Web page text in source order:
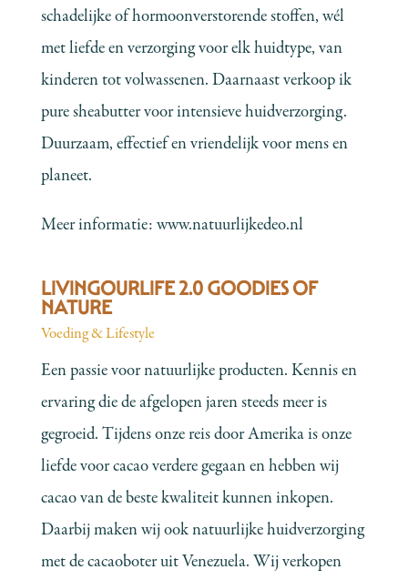
schadelijke of hormoonverstorende stoffen, wél
met liefde en verzorging voor elk huidtype, van
kinderen tot volwassenen. Daarnaast verkoop ik
pure sheabutter voor intensieve huidverzorging.
Duurzaam, effectief en vriendelijk voor mens en
planeet.
Meer informatie:www.natuurlijkedeo.nl
LIVINGOURLIFE 2.0 GOODIES OF
NATURE
Voeding & Lifestyle
Een passie voor natuurlijke producten. Kennis en
ervaring die de afgelopen jaren steeds meer is
gegroeid. Tijdens onze reis door Amerika is onze
liefde voor cacao verdere gegaan en hebben wij
cacao van de beste kwaliteit kunnen inkopen.
Daarbij maken wij ook natuurlijke huidverzorging
met de cacaoboter uit Venezuela. Wij verkopen